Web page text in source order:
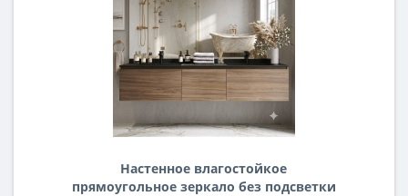
Настенное влагостойкое
прямоугольное зеркало без подсветки